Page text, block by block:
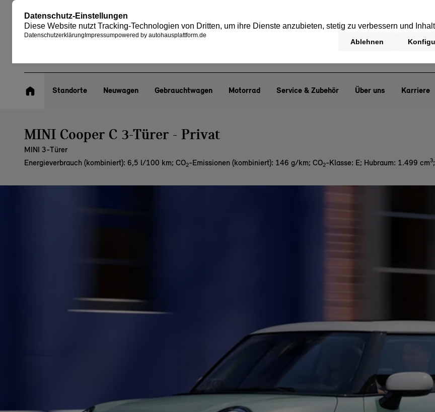
Standorte Neuwagen Gebrauchtwagen Motorrad Service & Zubehör Über uns Karriere
MINI Cooper C 3-Türer - Privat
MINI 3-Türer
Energieverbrauch (kombiniert): 6,5 l/100 km; CO2-Emissionen (kombiniert): 146 g/km; CO2-Klasse: E; Hubraum: 1.499 cm3;